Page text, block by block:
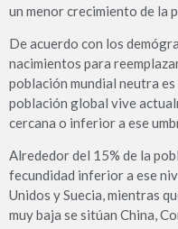
un menor crecimiento de la
De acuerdo con los
nacimientos para
población mundial neutra
población global vive
cercana o inferior a ese
Alrededor del 15% de la
fecundidad inferior a ese
Unidos y Suecia, mientras
muy baja se sitúan China,